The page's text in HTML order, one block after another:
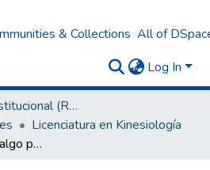
& Collections All of
Log In
Repositorio Institucional (RI) del Instituto Universitario de Ciencias de la Salud Fundación H. A. Barceló
Licenciatura en Kinesiología
Incidencia del genu valgo patológico en niños durante la edad escolar